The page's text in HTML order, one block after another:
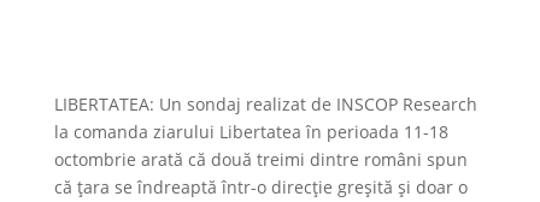
LIBERTATEA: Un sondaj realizat de INSCOP Research
la comanda ziarului Libertatea în perioada 11-18
octombrie arată că două treimi dintre români spun
că țara se îndreaptă într-o direcție greșită și doar o